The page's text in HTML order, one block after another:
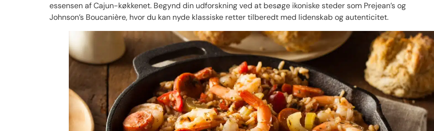
essensen af Cajun-køkkenet. Begynd din udforskning ved at besøge ikoniske steder som Prejean’s og
Johnson’s Boucanière, hvor du kan nyde klassiske retter tilberedt med lidenskab og autenticitet.